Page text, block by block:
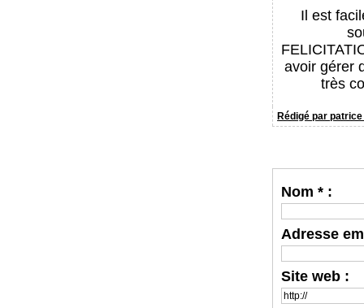
Il est
avoir gérer
très
Rédigé par
Nom * :
Adresse
Site web :